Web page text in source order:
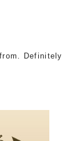
Definitely